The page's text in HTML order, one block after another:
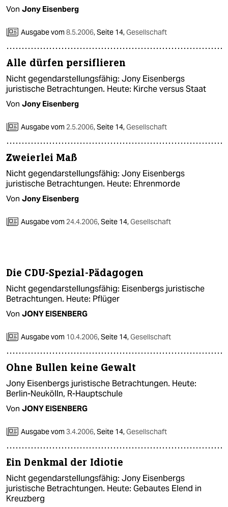
Von Jony Eisenberg
Ausgabe vom8.5.2006,Seite 14,Gesellschaft
Alle dürfen persiflieren
Nicht gegendarstellungsfähig: Jony Eisenbergs
juristische Betrachtungen. Heute: Kirche versus Staat
Von Jony Eisenberg
Ausgabe vom 2.5.2006,Seite 14,Gesellschaft
Zweierlei Maß
Nicht gegendarstellungsfähig: Jony Eisenbergs
juristische Betrachtungen. Heute: Ehrenmorde
Von Jony Eisenberg
Ausgabe vom 24.4.2006,Seite 14,Gesellschaft
Die CDU-Spezial-Pädagogen
Nicht gegendarstellungsfähig: Eisenbergs juristische
Betrachtungen. Heute: Pflüger
Von JONY EISENBERG
Ausgabe vom 10.4.2006,Seite 14,Gesellschaft
Ohne Bullen keine Gewalt
Jony Eisenbergs juristische Betrachtungen. Heute:
Berlin-Neukölln, R-Hauptschule
Von JONY EISENBERG
Ausgabe vom3.4.2006,Seite 14,Gesellschaft
Ein Denkmal der Idiotie
Nicht gegendarstellungsfähig: Jony Eisenbergs
juristische Betrachtungen. Heute: Gebautes Elend in
Kreuzberg